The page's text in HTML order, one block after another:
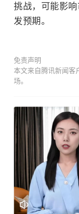
挑战，可能影
发预期。
免责声明
本文来自腾讯新闻客
场。